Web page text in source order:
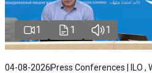
1 1 1
04-08-2026 Press Conferences | ILO ,